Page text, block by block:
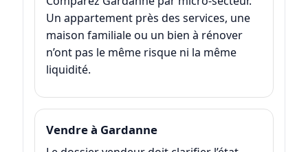
Un appartement près des services, une
maison familiale ou un bien à rénover
n’ont pas le même risque ni la même
liquidité.
Vendre à Gardanne